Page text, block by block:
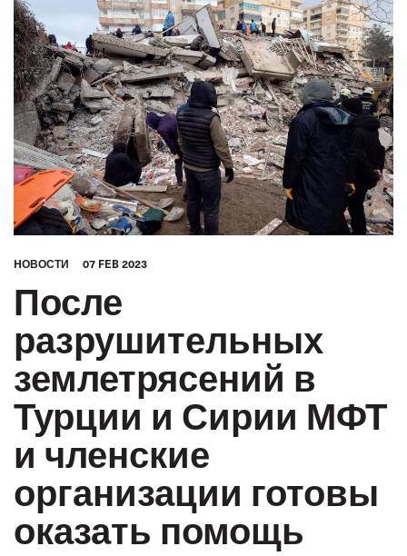
HОВОСТИ 07 FEB 2023
После
разрушительных
землетрясений в
Турции и Сирии МФТ
и членские
организации готовы
оказать помощь